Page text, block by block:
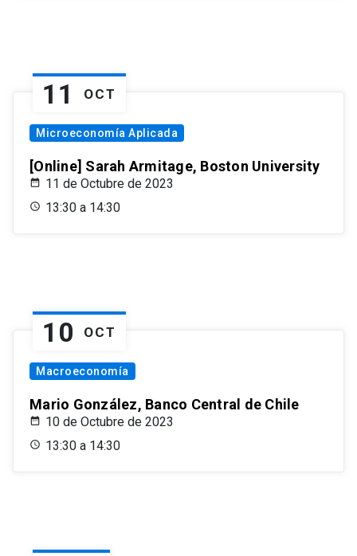
11 OCT
Microeconomía Aplicada
[Online] Sarah Armitage, Boston University
11 de Octubre de 2023
13:30 a 14:30
10 OCT
Macroeconomía
Mario González, Banco Central de Chile
10 de Octubre de 2023
13:30 a 14:30